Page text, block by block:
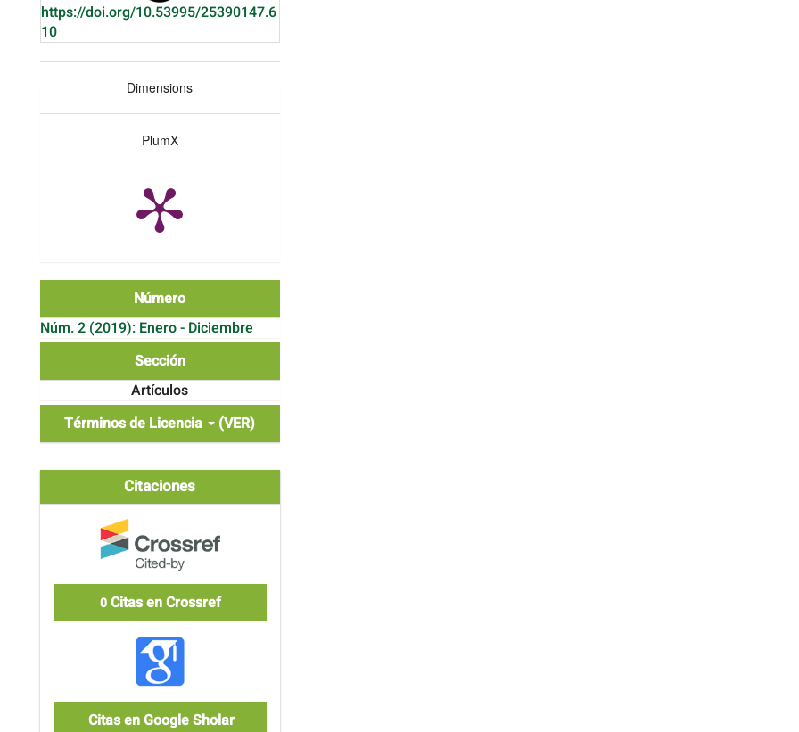
https://doi.org/10.53995/25390147.6
10
Dimensions
PlumX
Número
Núm. 2 (2019): Enero - Diciembre
Sección
Artículos
Términos de Licencia
(VER)
Citaciones
0Citas en Crossref
Citas en Google Sholar